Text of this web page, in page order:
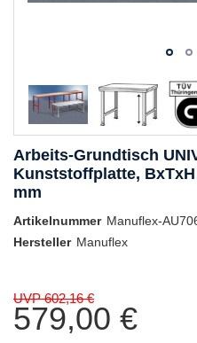
Arbeits-Grundtisch
Kunststoffplatte, BxTxH
mm
Artikelnummer Manuflex-
Hersteller Manuflex
UVP 602,16 €
579,00 €